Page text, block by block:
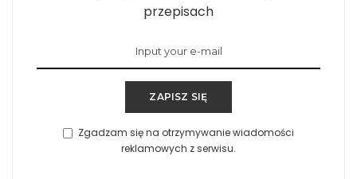
przepisach
ZAPISZ SIĘ
Zgadzam się na otrzymywanie wiadomości
reklamowych z serwisu.